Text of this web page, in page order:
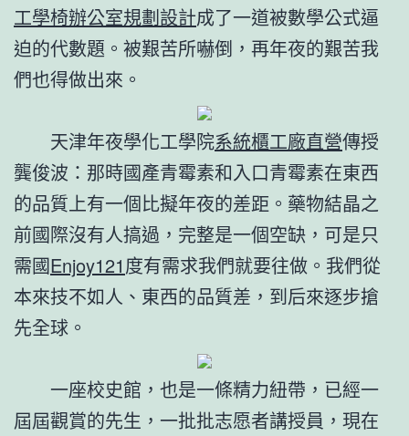
工學椅辦公室規劃設計成了一道被數學公式逼
迫的代數題。被艱苦所嚇倒，再年夜的艱苦我
們也得做出來。
天津年夜學化工學院系統櫃工廠直營傳授
龔俊波：那時國產青霉素和入口青霉素在東西
的品質上有一個比擬年夜的差距。藥物結晶之
前國際沒有人搞過，完整是一個空缺，可是只
需國Enjoy121度有需求我們就要往做。我們從
本來技不如人、東西的品質差，到后來逐步搶
先全球。
一座校史館，也是一條精力紐帶，已經一
屆屆觀賞的先生，一批批志愿者講授員，現在